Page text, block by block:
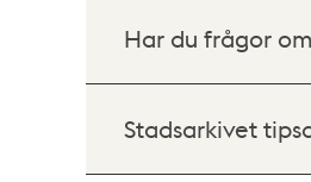
Har du frågor
Stadsarkivet